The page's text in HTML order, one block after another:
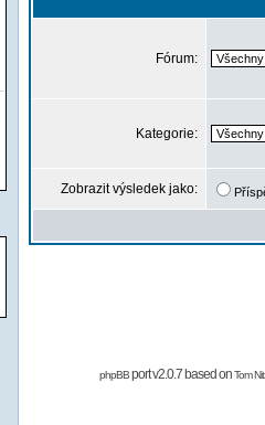
Fórum:
Kategorie:
Zobrazit výsledek jako:
phpBBport v2.0.7 based onTom